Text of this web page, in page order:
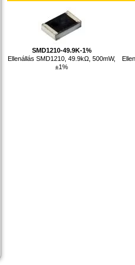
SMD1210-49.9K-1%
Ellenállás SMD1210, 49.9kΩ, 500mW,
±1%